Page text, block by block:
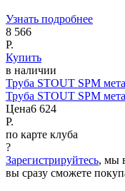
Узнать подробнее
8 566
Р.
Купить
в наличии
Труба STOUT SPM
Труба STOUT SPM
Цена6 624
Р.
по карте клуба
?
Зарегистрируйтесь, мы
вы сразу сможете